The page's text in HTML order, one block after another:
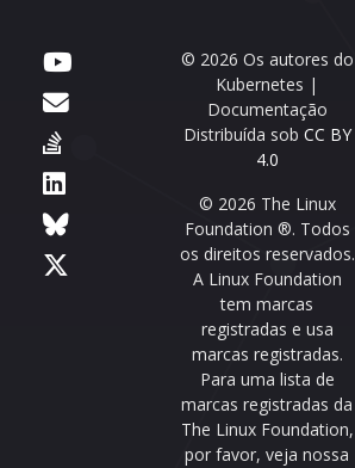
© 2026 Os autores do
Kubernetes |
Documentação
Distribuída sob CC BY
4.0
© 2026 The Linux
Foundation ®. Todos
os direitos reservados.
A Linux Foundation
tem marcas
registradas e usa
marcas registradas.
Para uma lista de
marcas registradas da
The Linux Foundation,
por favor, veja nossa